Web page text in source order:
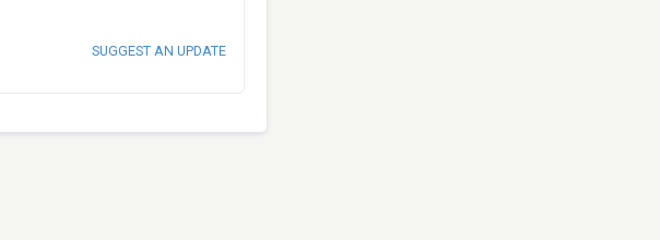
SUGGEST AN UPDATE